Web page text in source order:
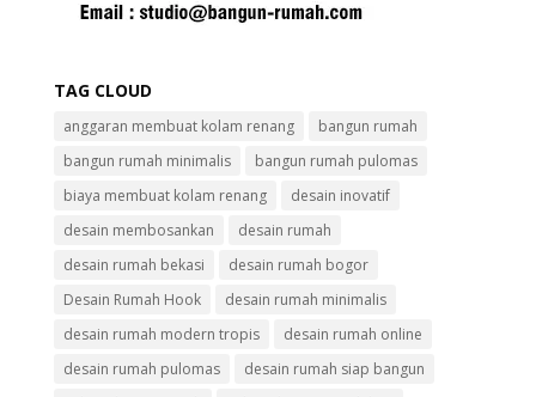
TAG CLOUD
anggaran membuat kolam renang
bangun rumah
bangun rumah minimalis
bangun rumah pulomas
biaya membuat kolam renang
desain inovatif
desain membosankan
desain rumah
desain rumah bekasi
desain rumah bogor
Desain Rumah Hook
desain rumah minimalis
desain rumah modern tropis
desain rumah online
desain rumah pulomas
desain rumah siap bangun